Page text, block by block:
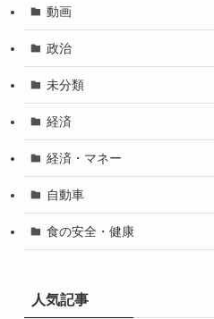
動画
政治
未分類
経済
経済・マネー
自動車
食の安全・健康
人気記事